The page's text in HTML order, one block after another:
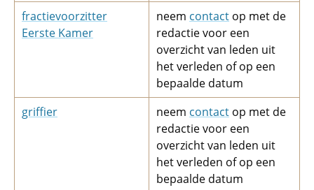
fractievoorzitter
Eerste Kamer
neem contact op met de
redactie voor een
overzicht van leden uit
het verleden of op een
bepaalde datum
griffier
neem contact op met de
redactie voor een
overzicht van leden uit
het verleden of op een
bepaalde datum